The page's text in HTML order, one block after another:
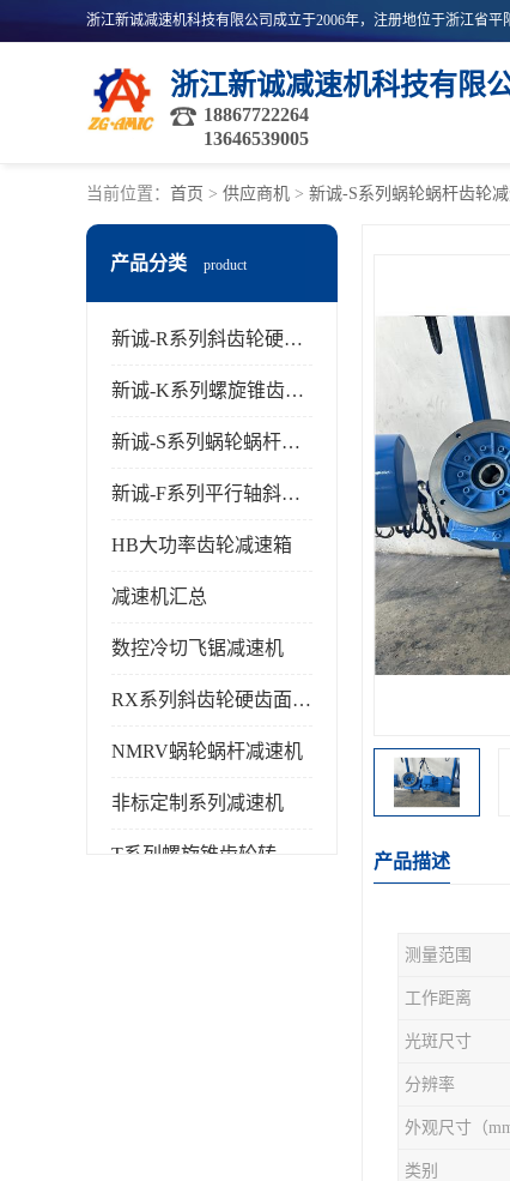
浙江新诚减速机科技有限
18867722264
13646539005
当前位置： 首页 > 供应商机 > 新诚-S系列蜗轮蜗杆齿轮
产品分类 product
新诚-R系列斜齿轮硬齿面减速机
新诚-K系列螺旋锥齿轮减速机
新诚-S系列蜗轮蜗杆齿轮减速机
新诚-F系列平行轴斜齿轮减速机
HB大功率齿轮减速箱
减速机汇总
数控冷切飞锯减速机
RX系列斜齿轮硬齿面减速机
NMRV蜗轮蜗杆减速机
非标定制系列减速机
产品描述
测量范围
工作距离
光斑尺寸
分辨率
外观尺寸（
类别